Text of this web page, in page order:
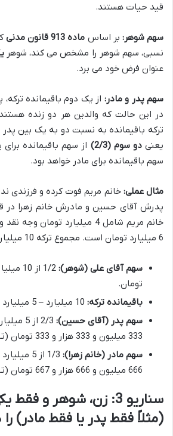
قید حیات هستند.
سهم شوهر: بر اساس ماده 913 قانون مدنی
نسبی، سهم شوهر را مشخص می کند، شوهر
عنوان فرض خود می برد.
سهم پدر و مادر: از یک دوم باقیمانده
در این حالت که والدین هر دو زنده هستند
ترکه باقیمانده به نسبت دو به یک بین
یعنیدو سوم (2/3) از سهم باقیمانده برای
سهم باقیمانده برای مادر خواهد بود.
مثال عملی: خانم مریم فوت کرده و فرزندی
پدرش آقای حسین و مادرش خانم زهرا در
خانم مریم شامل 4 میلیارد
6 میلیارد تومان است. مجموع ترکه 10 میلیارد تومان است.
سهم آقای علی (شوهر):
تومان.
باقیمانده ترکه:
سهم پدر (آقای حسین):
333 میلیون و 333 هزار و 333 تومان (تقریباً).
سهم مادر (خانم زهرا):
666 میلیون و 666 هزار و 667 تومان (تقریباً).
سناریو 3: زن، شوهر و
(مثلاً فقط پدر یا فقط مادر) را